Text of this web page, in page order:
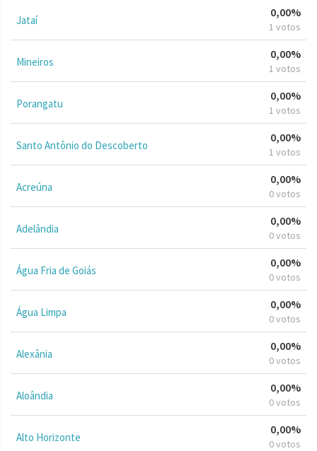
Jataí
0,00%
1 votos
Mineiros
0,00%
1 votos
Porangatu
0,00%
1 votos
Santo Antônio do Descoberto
0,00%
1 votos
Acreúna
0,00%
0 votos
Adelândia
0,00%
0 votos
Água Fria de Goiás
0,00%
0 votos
Água Limpa
0,00%
0 votos
Alexânia
0,00%
0 votos
Aloândia
0,00%
0 votos
Alto Horizonte
0,00%
0 votos